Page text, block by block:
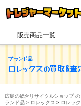
販売商品一覧
ブランド品
ロレックスの買取&査
広島の総合リサイクルショップ
ランド品> ロレックス > ロレッ